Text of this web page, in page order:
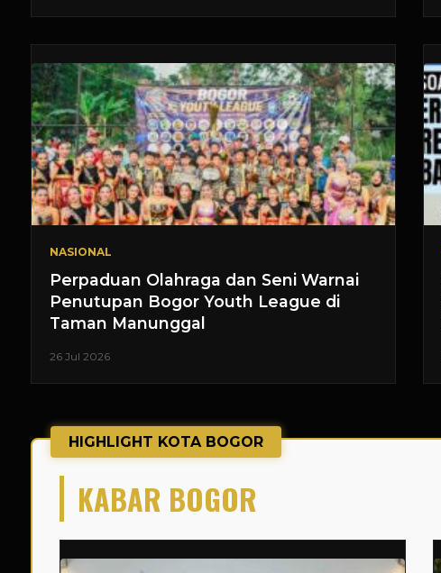
NASIONAL
Perpaduan Olahraga dan Seni Warnai
Penutupan Bogor Youth League di
Taman Manunggal
26 Jul 2026
HIGHLIGHT KOTA BOGOR
KABAR BOGOR